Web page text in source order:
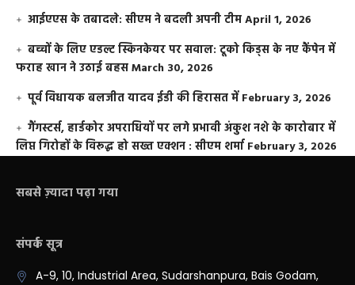
आईएएस के तबादले: सीएम ने बदली अपनी टीमApril 1, 2026
बच्चों के लिए एडल्ट स्किनकेयर पर सवाल: टूको किड्स के नए कैंपेन में
फराह खान ने उठाई बहसMarch 30, 2026
पूर्व विधायक बलजीत यादव ईडी की हिरासत में February 3, 2026
गैंगस्टर्स, हार्डकोर अपराधियों पर लगे प्रभावी अंकुश नशे के कारोबार में
लिप्त गिरोहों के विरूद्ध हो सख्त एक्शन : सीएम शर्मा February 3, 2026
सबसे ज़्यादा पढ़ा गया
संपर्क सूत्र
A-9, 10, Industrial Area, Sudarshanpura, Bais Godam,